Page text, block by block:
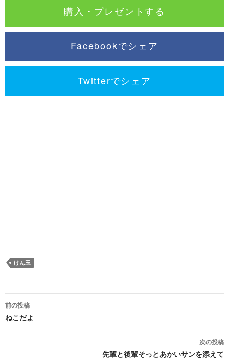
購入・プレゼントする
Facebookでシェア
Twitterでシェア
けん玉
前の投稿
ねこだよ
次の投稿
先輩と後輩そっとあかいサンを添えて